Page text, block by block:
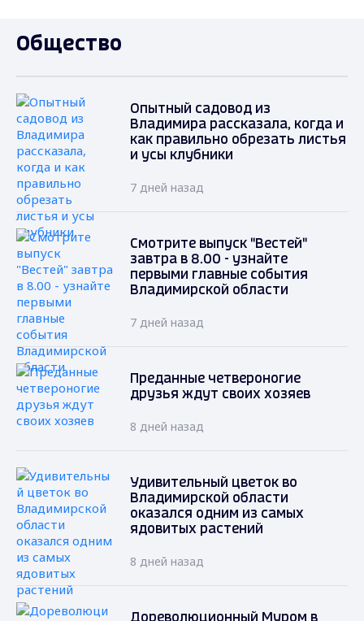
Общество
Опытный садовод из
Владимира рассказала, когда и
как правильно обрезать листья
и усы клубники
7 дней назад
Смотрите выпуск "Вестей"
завтра в 8.00 - узнайте
первыми главные события
Владимирской области
7 дней назад
Преданные четвероногие
друзья ждут своих хозяев
8 дней назад
Удивительный цветок во
Владимирской области
оказался одним из самых
ядовитых растений
8 дней назад
Дореволюционный Муром в